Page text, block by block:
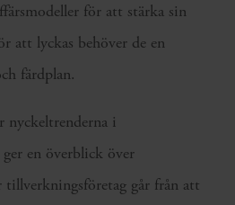
för att stärka sin
att lyckas behöver de en
färdplan.
nyckeltrenderna i
en överblick över
tillverkningsföretag går från att